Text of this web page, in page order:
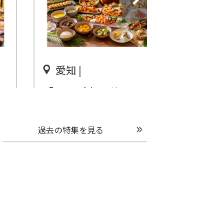
愛知 |
「トロピカルサマーランチ＆
ン名古屋で開催
開催中
過去の特集を見る